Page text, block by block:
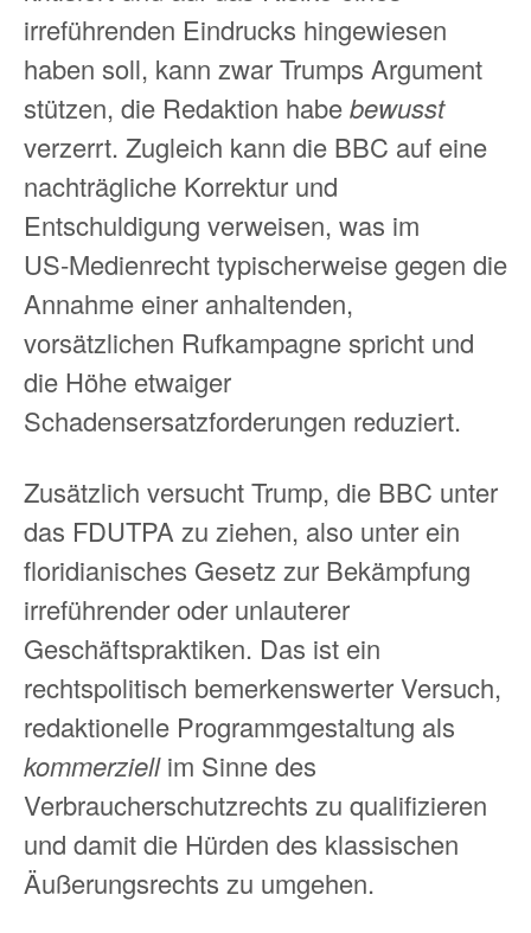
irreführenden Eindrucks hingewiesen
haben soll, kann zwar Trumps Argument
stützen, die Redaktion habebewusst
verzerrt. Zugleich kann die BBC auf eine
nachträgliche Korrektur und
Entschuldigung verweisen, was im
US‑Medienrecht typischerweise gegen die
Annahme einer anhaltenden,
vorsätzlichen Rufkampagne spricht und
die Höhe etwaiger
Schadensersatzforderungen reduziert.
Zusätzlich versucht Trump, die BBC unter
das FDUTPA zu ziehen, also unter ein
floridianisches Gesetz zur Bekämpfung
irreführender oder unlauterer
Geschäftspraktiken. Das ist ein
rechtspolitisch bemerkenswerter Versuch,
redaktionelle Programmgestaltung als
kommerziellim Sinne des
Verbraucherschutzrechts zu qualifizieren
und damit die Hürden des klassischen
Äußerungsrechts zu umgehen.